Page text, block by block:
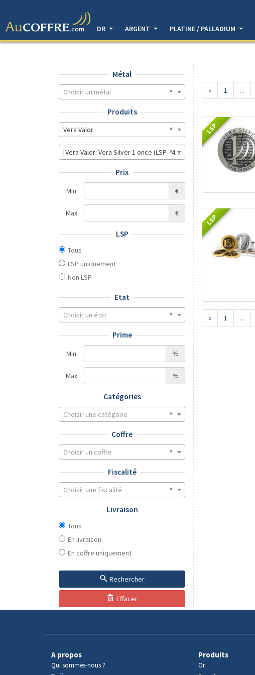
OR
ARGENT PLATINE / PALLADIUM
Métal
Choisir un métal
Produits
Vera Valor
[Vera Valor: Vera Silver 1 once (LSP - 40MM)]
Prix
Min €
Max €
LSP
Tous
LSP uniquement
Non LSP
Etat
Choisir un état
Prime
Min %
Max %
Catégories
Choisir une catégorie
Coffre
Choisir un coffre
Fiscalité
Choisir une fiscalité
Livraison
Tous
En livraison
En coffre uniquement
Rechercher
Effacer
« 1 ...
LSP
LSP
« 1 ...
A propos
Qui sommes-nous ?
Produits
Or